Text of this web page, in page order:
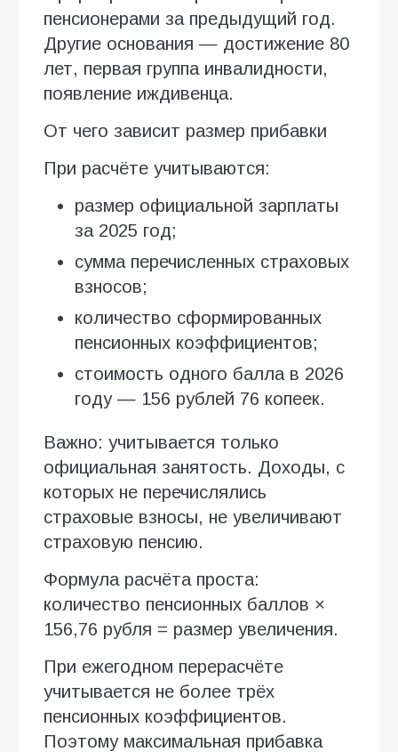
пенсионерами за предыдущий год.
Другие основания — достижение 80
лет, первая группа инвалидности,
появление иждивенца.
От чего зависит размер прибавки
При расчёте учитываются:
размер официальной зарплаты
за 2025 год;
сумма перечисленных страховых
взносов;
количество сформированных
пенсионных коэффициентов;
стоимость одного балла в 2026
году — 156 рублей 76 копеек.
Важно: учитывается только
официальная занятость. Доходы, с
которых не перечислялись
страховые взносы, не увеличивают
страховую пенсию.
Формула расчёта проста:
количество пенсионных баллов ×
156,76 рубля = размер увеличения.
При ежегодном перерасчёте
учитывается не более трёх
пенсионных коэффициентов.
Поэтому максимальная прибавка